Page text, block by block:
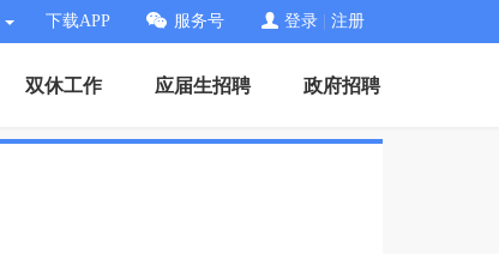
下载APP 服务号 登录 注册
双休工作 应届生招聘 政府招聘